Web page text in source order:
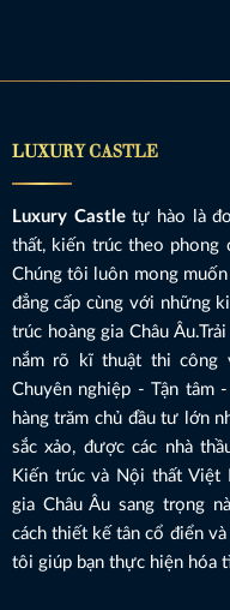
LUXURY CASTLE
Luxury Castletự hào là
thất, kiến trúc theo phong
Chúng tôi luôn mong
đẳng cấp cùng với những
trúc hoàng gia Châu
nắm rõ kĩ thuật thi công
Chuyên nghiệp - Tận tâm
hàng trăm chủ đầu tư lớn
sắc xảo, được các nhà
Kiến trúc và Nội thất Việt
gia Châu Âu sang trọng
cách thiết kế tân cổ điển
tôi giúp bạn thực hiện hóa